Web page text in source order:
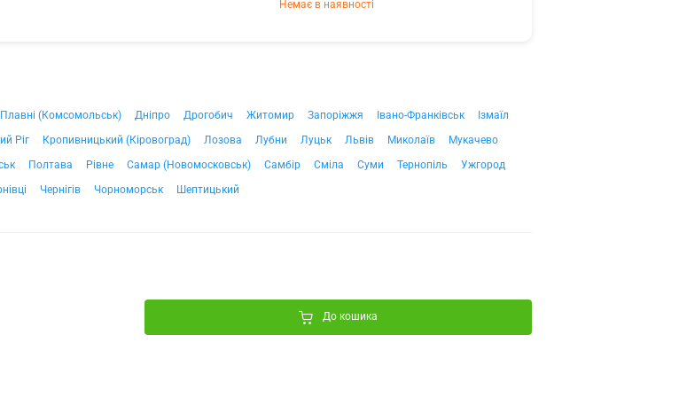
Немає в наявності
Плавні (Комсомольськ) Дніпро Дрогобич Житомир Запоріжжя Івано-Франківськ
Ізмаїл
Ріг Кропивницький (Кіровоград) Лозова Лубни Луцьк Львів Миколаїв
Мукачево
Полтава Рівне Самар (Новомосковськ) Самбір Сміла Суми Тернопіль
Ужгород
Чернігів Чорноморськ Шептицький
До кошика